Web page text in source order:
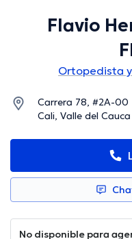
Flavio
Ortopedista
Carrera 78, #2A-00
Cali, Valle del Cauca
No disponible para